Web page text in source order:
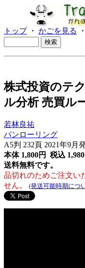
トップ・ かごを見る ・
株式投資のテ
ル分析 売買ル
若林良祐
パンローリング
A5判 232頁 2021年9月
本体 1,800円 税込 1,980
送料無料です。
品切れのためご注文い
せん。
(発送可能時期につ